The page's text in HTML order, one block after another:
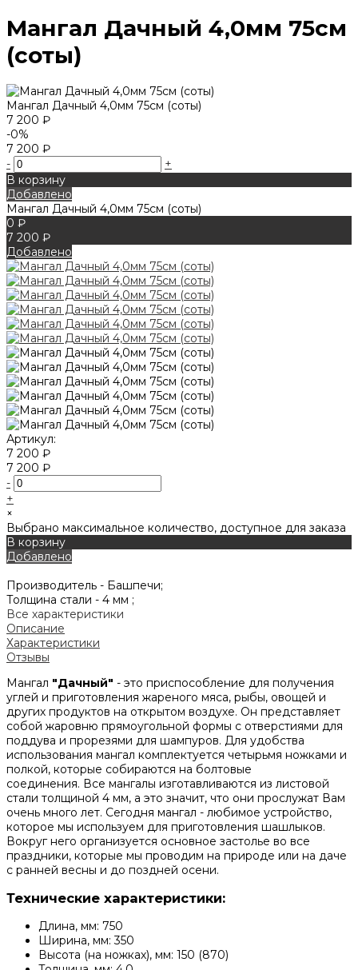
Мангал Дачный 4,0мм 75см
(соты)
Мангал Дачный 4,0мм 75см (соты)
7 200 ₽
-0%
7 200 ₽
-
+
В корзину
Добавлено
Мангал Дачный 4,0мм 75см (соты)
0 ₽
7 200 ₽
Добавлено
Артикул:
7 200 ₽
7 200 ₽
-
+
×
Выбрано максимальное количество, доступное для заказа
В корзину
Добавлено
Производитель - Башпечи;
Толщина стали - 4 мм ;
Все характеристики
Описание
Характеристики
Отзывы
Мангал "Дачный" - это приспособление для получения
углей и приготовления жареного мяса, рыбы, овощей и
других продуктов на открытом воздухе. Он представляет
собой жаровню прямоугольной формы с отверстиями для
поддува и прорезями для шампуров. Для удобства
использования мангал комплектуется четырьмя ножками и
полкой, которые собираются на болтовые
соединения. Все мангалы изготавливаются из листовой
стали толщиной 4 мм, а это значит, что они прослужат Вам
очень много лет. Сегодня мангал - любимое устройство,
которое мы используем для приготовления шашлыков.
Вокруг него организуется основное застолье во все
праздники, которые мы проводим на природе или на даче
с ранней весны и до поздней осени.
Технические характеристики:
Длина, мм: 750
Ширина, мм: 350
Высота (на ножках), мм: 150 (870)